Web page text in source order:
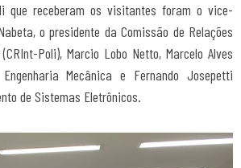
que receberam os visitantes foram o vice-
o presidente da Comissão de Relações
Poli), Marcio Lobo Netto, Marcelo Alves
Mecânica e Fernando Josepetti
de Sistemas Eletrônicos.